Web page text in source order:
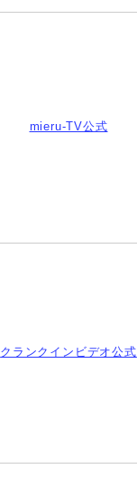
mieru-TV公式
クランクインビデオ公式